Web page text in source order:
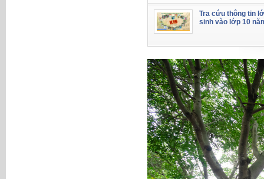
Tra cứu thông tin
sinh vào lớp 10